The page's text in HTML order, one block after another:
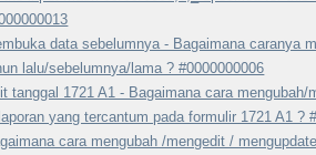
data sebelumnya - Bagaimana caranya
lalu/sebelumnya/lama ? #0000000006
tanggal 1721 A1 - Bagaimana cara mengubah/
yang tercantum pada formulir 1721 A1 ?
cara mengubah /mengedit /